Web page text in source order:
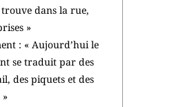
dans la rue,
»
: « Aujourd’hui le
se traduit par des
des piquets et des